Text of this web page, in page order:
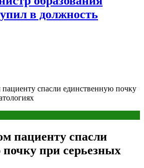
в должность
спасли единственную почку
пациенту спасли
при серьезных